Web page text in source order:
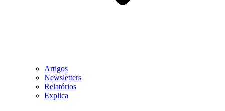
Artigos
Newsletters
Relatórios
Explica